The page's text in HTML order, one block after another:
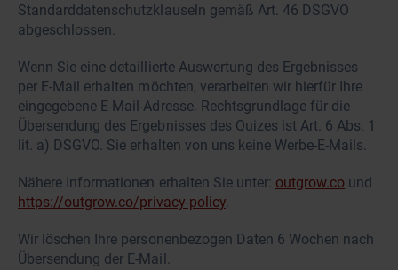
Standarddatenschutzklauseln gemäß Art. 46 DSGVO
abgeschlossen.
Wenn Sie eine detaillierte Auswertung des Ergebnisses
per E-Mail erhalten möchten, verarbeiten wir hierfür Ihre
eingegebene E-Mail-Adresse. Rechtsgrundlage für die
Übersendung des Ergebnisses des Quizes ist Art. 6 Abs. 1
lit. a) DSGVO. Sie erhalten von uns keine Werbe-E-Mails.
Nähere Informationen erhalten Sie unter: outgrow.co und
https://outgrow.co/privacy-policy.
Wir löschen Ihre personenbezogen Daten 6 Wochen nach
Übersendung der E-Mail.